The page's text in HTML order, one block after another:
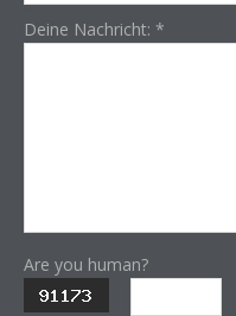
Deine Nachricht: *
Are you human?